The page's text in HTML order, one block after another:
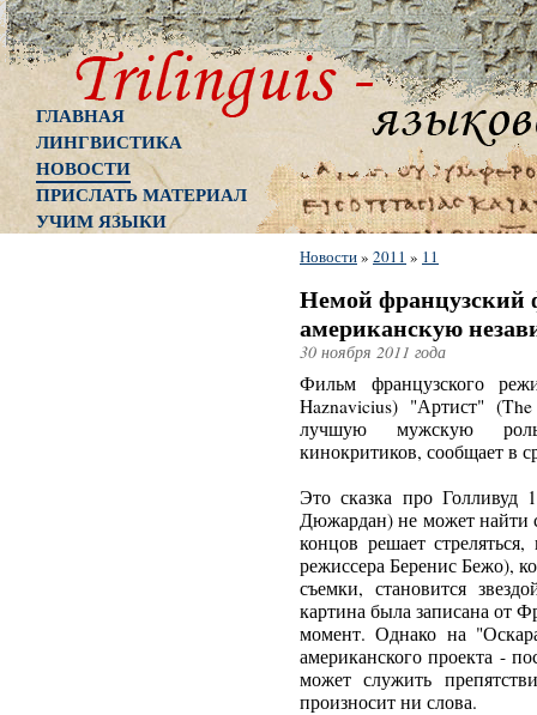
ГЛАВНАЯ
ЛИНГВИСТИКА
НОВОСТИ
ПРИСЛАТЬ МАТЕРИАЛ
УЧИМ ЯЗЫКИ
Новости» 2011 » 11
Немой французский
американскую
30 ноября 2011 года
Фильм французского
Haznavicius) "Артист"
лучшую мужскую
кинокритиков, сообщает в
Это сказка про Голливуд
Дюжардан) не может найти
концов решает
режиссера Беренис Бежо),
съемки, становится
картина была записана от
момент. Однако на
американского проекта -
может служить
произносит ни слова.